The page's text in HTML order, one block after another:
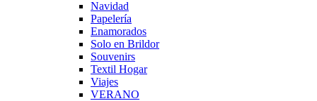
Navidad
Papelería
Enamorados
Solo en Brildor
Souvenirs
Textil Hogar
Viajes
VERANO